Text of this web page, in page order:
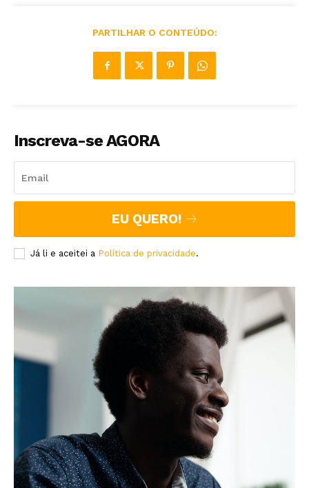
PARTILHAR O CONTEÚDO:
Inscreva-se AGORA
EU QUERO!
Já li e aceitei a Política de privacidade.